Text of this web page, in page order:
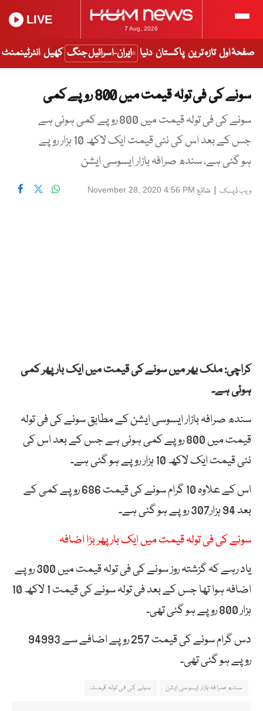
7 Aug, 2026
LIVE
صفحۂ اول تازہ ترین پاکستان دنیا ایران-اسرائیل جنگ کھیل انٹرٹینمنٹ
سونے کی فی تولہ قیمت میں 800 روپے کمی
سونے کی فی تولہ قیمت میں 800 روپے کمی ہوئی ہے
جس کے بعد اس کی نئی قیمت ایک لاکھ 10 ہزار روپے
ہو گئی ہے، سندھ صرافہ بازار ایسوسی ایشن
ویب ڈیسک | شائع November 28, 2020 4:56 PM
کراچی: ملک بھر میں سونے کی قیمت میں ایک بار پھر کمی
ہوئی ہے۔
سندھ صرافہ بازار ایسوسی ایشن کے مطابق سونے کی فی تولہ
قیمت میں 800 روپے کمی ہوئی ہے جس کے بعد اس کی
نئی قیمت ایک لاکھ 10 ہزار روپے ہو گئی ہے۔
اس کے علاوہ 10 گرام سونے کی قیمت 686 روپے کمی کے
بعد 94 ہزار307 روپے ہو گئی ہے۔
سونے کی فی تولہ قیمت میں ایک بار پھر بڑا اضافہ
یاد رہے کہ گزشتہ روز سونے کی فی تولہ قیمت میں 300 روپے
اضافہ ہوا تھا جس کے بعد فی تولہ سونے کی قیمت 1 لاکھ 10
ہزار 800 روپے ہو گئی تھی۔
دس گرام سونے کی قیمت 257 روپے اضافے سے 94993
روپے ہو گئی تھی۔
سندھ صرافہ بازار ایسوسی ایشن سونے کی فی تولہ قیمت